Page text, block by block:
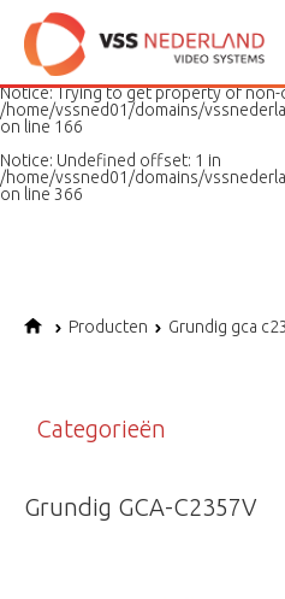
Notice: Undefined variable: page in
/home/vssned01/domains/
on line
187
Notice: Trying to get property of
/home/vssned01/domains/
on line 166
Notice: Undefined offset: 1 in
/home/vssned01/domains/
on line 366
Producten Grundig gca
Categorieën
Grundig GCA-C2357V